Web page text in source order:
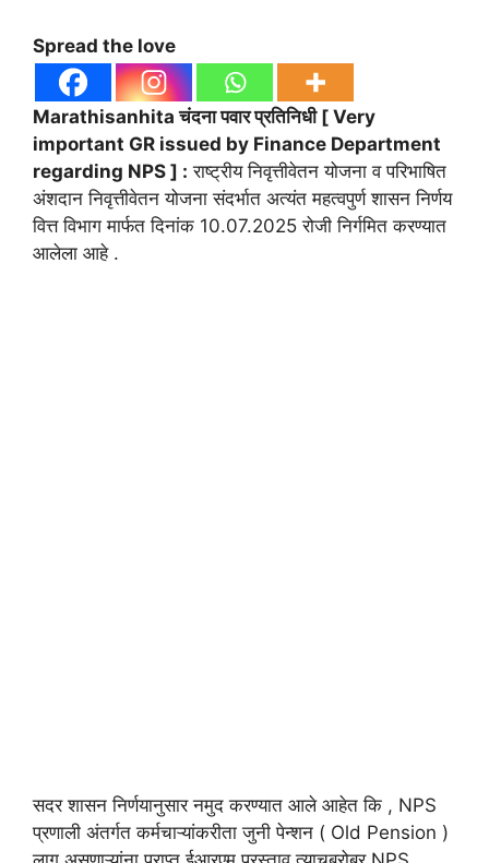
Spread the love
Marathisanhita चंदना पवार प्रतिनिधी [ Very
important GR issued by Finance Department
regarding NPS ] : राष्ट्रीय निवृत्तीवेतन योजना व परिभाषित
अंशदान निवृत्तीवेतन योजना संदर्भात अत्यंत महत्वपुर्ण शासन निर्णय
वित्त विभाग मार्फत दिनांक 10.07.2025 रोजी निर्गमित करण्यात
आलेला आहे .
सदर शासन निर्णयानुसार नमुद करण्यात आले आहेत कि , NPS
प्रणाली अंतर्गत कर्मचाऱ्यांकरीता जुनी पेन्शन ( Old Pension )